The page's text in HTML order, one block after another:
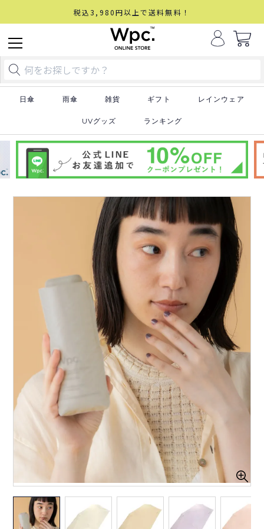
税込3,980円以上で送料無料！
日傘 雨傘 雑貨 ギフト レインウェア
UVグッズ ランキング